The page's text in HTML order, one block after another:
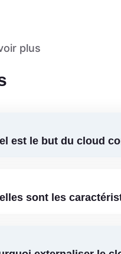
plus
est le but du cloud
sont les